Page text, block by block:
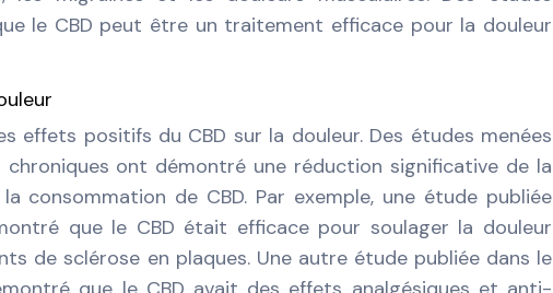
le CBD peut être un traitement efficace pour la douleur
effets positifs du CBD sur la douleur. Des études menées
ont démontré une réduction significative de la
consommation de CBD. Par exemple, une étude publiée
que le CBD était efficace pour soulager la douleur
de sclérose en plaques. Une autre étude publiée dans le